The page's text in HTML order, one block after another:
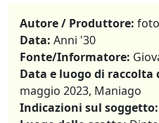
Autore / Produttore:
Data: Anni '30
Fonte/Informatore:
Data e luogo di
maggio 2023, Maniago
Indicazioni sul soggetto: